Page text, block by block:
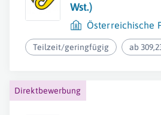
Wst.)
Österreichische
Teilzeit/geringfügig ab
Direktbewerbung